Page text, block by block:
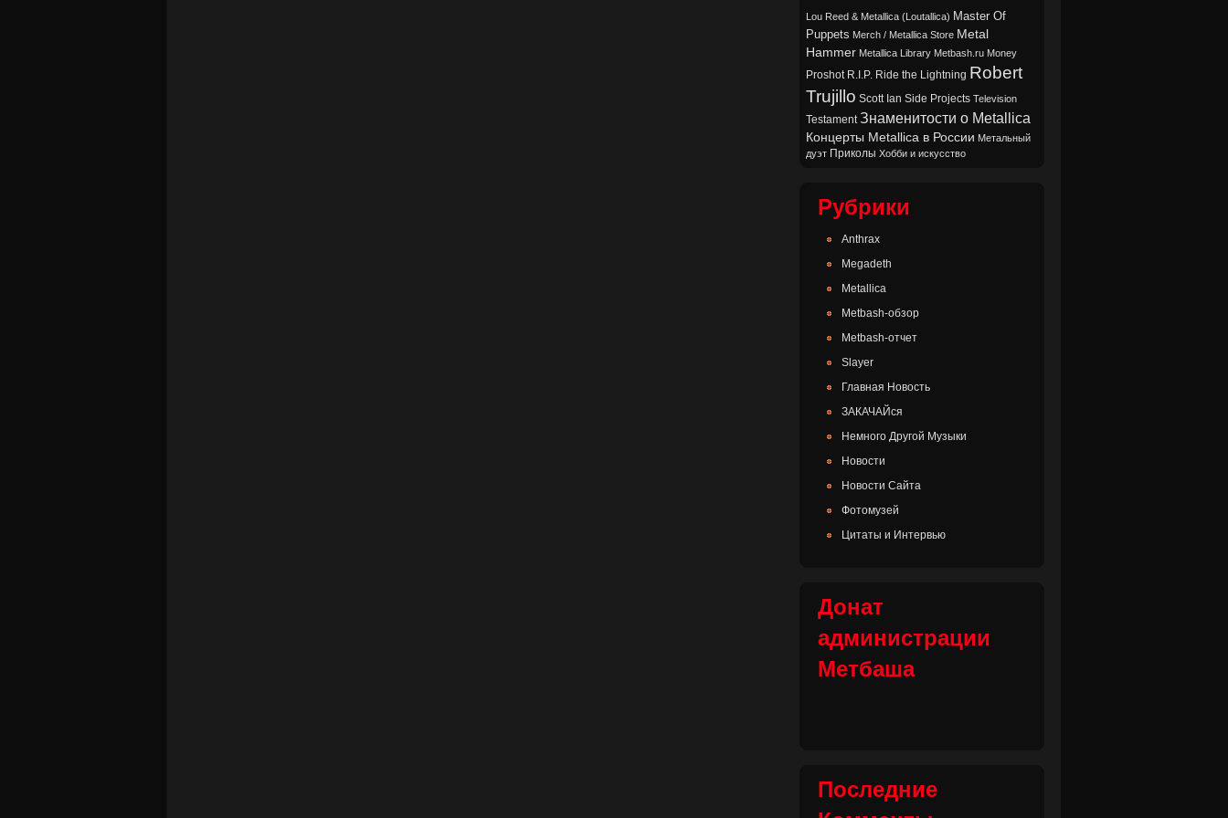
Lou Reed & Metallica (Loutallica) Master Of
Puppets Merch / Metallica Store Metal
Hammer Metallica Library Metbash.ru Money
Proshot R.I.P. Ride the Lightning Robert
Trujillo Scott Ian Side Projects Television
Testament Знаменитости о Metallica
Концерты Metallica в России Метальный
дуэт Приколы Хобби и искусство
Рубрики
Anthrax
Megadeth
Metallica
Metbash-обзор
Metbash-отчет
Slayer
Главная Новость
ЗАКАЧАЙся
Немного Другой Музыки
Новости
Новости Сайта
Фотомузей
Цитаты и Интервью
Донат
администрации
Метбаша
Последние